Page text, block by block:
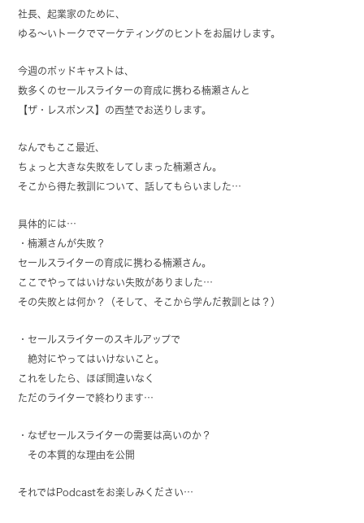
社長、起業家のために、
ゆる～いトークでマーケティングのヒントをお届けします。
今週のポッドキャストは、
数多くのセールスライターの育成に携わる楠瀬さんと
【ザ・レスポンス】の西埜でお送りします。
なんでもここ最近、
ちょっと大きな失敗をしてしまった楠瀬さん。
そこから得た教訓について、話してもらいました…
具体的には…
・楠瀬さんが失敗？
セールスライターの育成に携わる楠瀬さん。
ここでやってはいけない失敗がありました…
その失敗とは何か？（そして、そこから学んだ教訓とは？）
・セールスライターのスキルアップで
絶対にやってはいけないこと。
これをしたら、ほぼ間違いなく
ただのライターで終わります…
・なぜセールスライターの需要は高いのか？
その本質的な理由を公開
それではPodcastをお楽しみください…